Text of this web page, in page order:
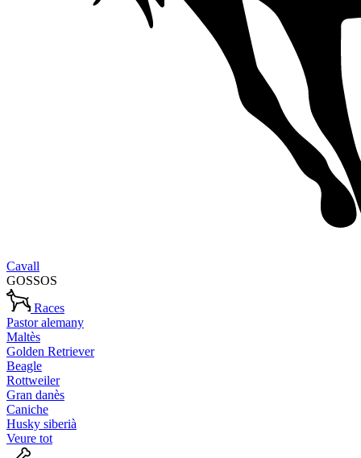
Cavall
GOSSOS
Races
Pastor alemany
Maltès
Golden Retriever
Beagle
Rottweiler
Gran danès
Caniche
Husky siberià
Veure tot